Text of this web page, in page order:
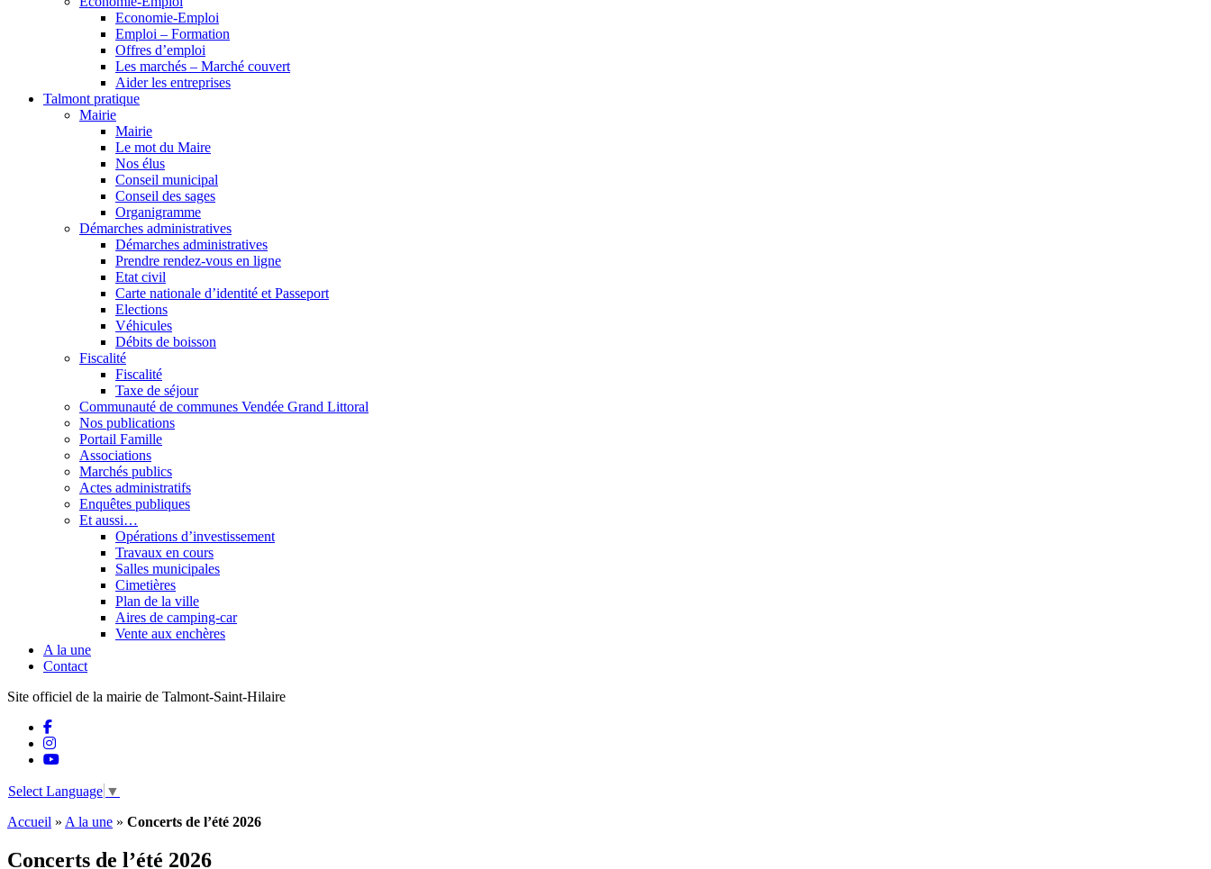
Economie-Emploi
Emploi – Formation
Offres d’emploi
Les marchés – Marché couvert
Aider les entreprises
Talmont pratique
Mairie
Mairie
Le mot du Maire
Nos élus
Conseil municipal
Conseil des sages
Organigramme
Démarches administratives
Démarches administratives
Prendre rendez-vous en ligne
Etat civil
Carte nationale d’identité et Passeport
Elections
Véhicules
Débits de boisson
Fiscalité
Fiscalité
Taxe de séjour
Communauté de communes Vendée Grand Littoral
Nos publications
Portail Famille
Associations
Marchés publics
Actes administratifs
Enquêtes publiques
Et aussi…
Opérations d’investissement
Travaux en cours
Salles municipales
Cimetières
Plan de la ville
Aires de camping-car
Vente aux enchères
A la une
Contact
Site officiel de la mairie de Talmont-Saint-Hilaire
Select Language ▼
Accueil » A la une » Concerts de l’été 2026
Concerts de l’été 2026